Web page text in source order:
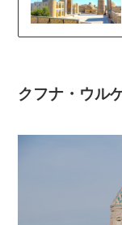
クフナ・ウル